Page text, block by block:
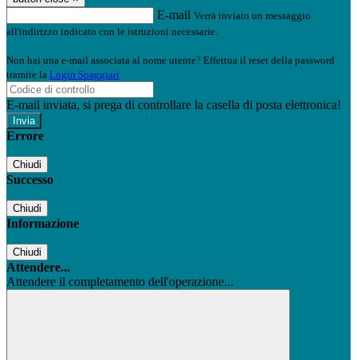
E-mail Verrà inviato un messaggio
all'indirizzo indicato con le istruzioni necessarie.
Non hai una e-mail associata al nome utente? Effettua il reset della password
tramite la Login Spaggiari
E-mail inviata, si prega di controllare la casella di posta elettronica!
Errore
Chiudi
Successo
Chiudi
Informazione
Chiudi
Attendere...
Attendere il completamento dell'operazione...